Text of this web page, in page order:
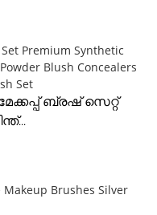
ബ്രഷ് സെറ്റ്